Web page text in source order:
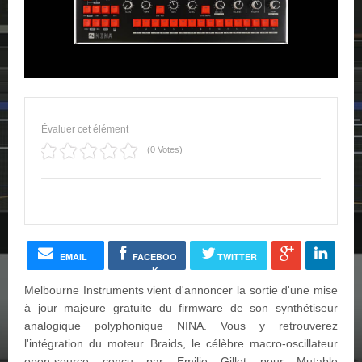
Évaluer cet élément
(0 Votes)
EMAIL
FACEBOO
K
TWITTER
Melbourne Instruments vient d'annoncer la sortie d'une mise
à jour majeure gratuite du firmware de son synthétiseur
analogique polyphonique NINA. Vous y retrouverez
l'intégration du moteur Braids, le célèbre macro-oscillateur